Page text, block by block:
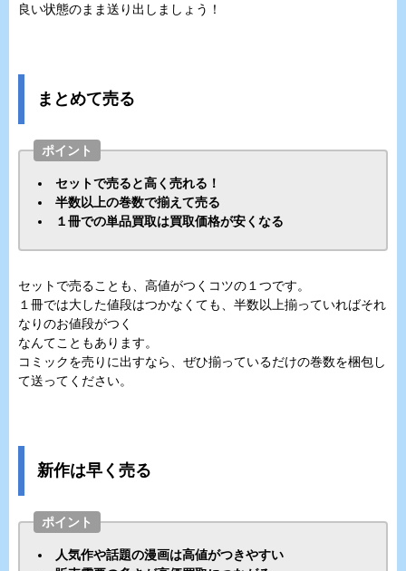
良い状態のまま送り出しましょう！
まとめて売る
ポイント
セットで売ると高く売れる！
半数以上の巻数で揃えて売る
１冊での単品買取は買取価格が安くなる
セットで売ることも、高値がつくコツの１つです。
１冊では大した値段はつかなくても、半数以上揃っていればそれ
なりのお値段がつく
なんてこともあります。
コミックを売りに出すなら、ぜひ揃っているだけの巻数を梱包し
て送ってください。
新作は早く売る
ポイント
人気作や話題の漫画は高値がつきやすい